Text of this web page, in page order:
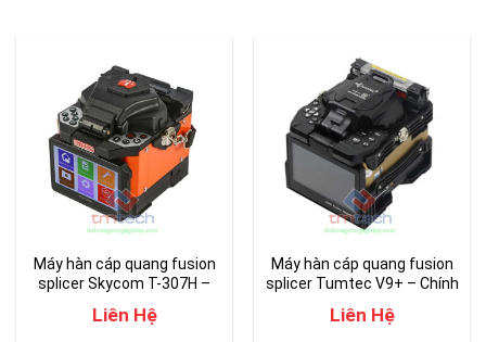
Máy hàn cáp quang fusion
splicer Skycom T-307H –
Liên Hệ
Máy hàn cáp quang fusion
splicer Tumtec V9+ – Chính
Liên Hệ